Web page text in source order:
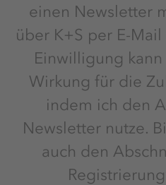
einen Newsletter
über K+S per E-
Einwilligung
Wirkung für die
indem ich den
Newsletter nutze.
auch den